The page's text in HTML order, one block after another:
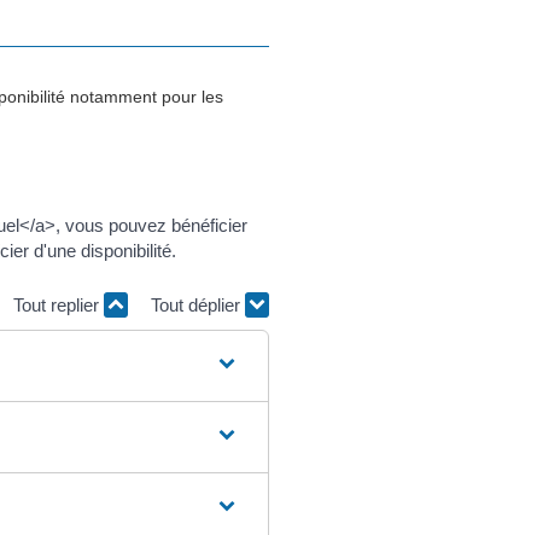
notamment pour les
a>, vous pouvez bénéficier
d'une disponibilité.
Tout replier Tout déplier